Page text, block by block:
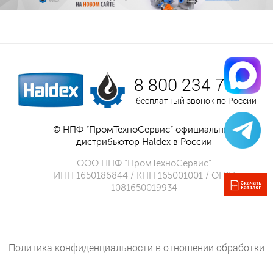
8 800 234 75 52
бесплатный звонок по России
© НПФ “ПромТехноСервис” официальный
дистрибьютор Haldex в России
ООО НПФ “ПромТехноСервис”
ИНН 1650186844 / КПП 165001001 / ОГРН
1081650019934
Политика конфиденциальности в отношении обработки